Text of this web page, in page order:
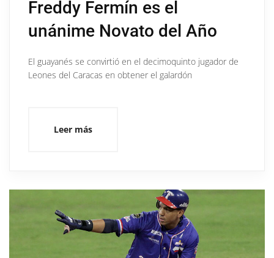
Freddy Fermín es el
unánime Novato del Año
El guayanés se convirtió en el decimoquinto jugador de
Leones del Caracas en obtener el galardón
Leer más